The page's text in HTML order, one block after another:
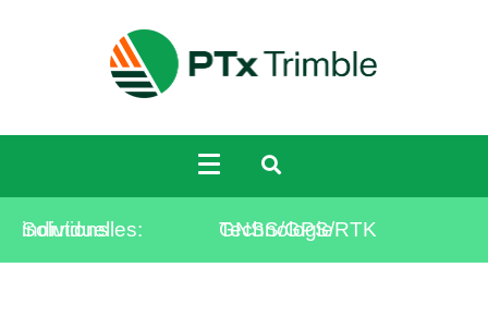
Solutions individuelles: Technologie GNSS/GPS/RTK